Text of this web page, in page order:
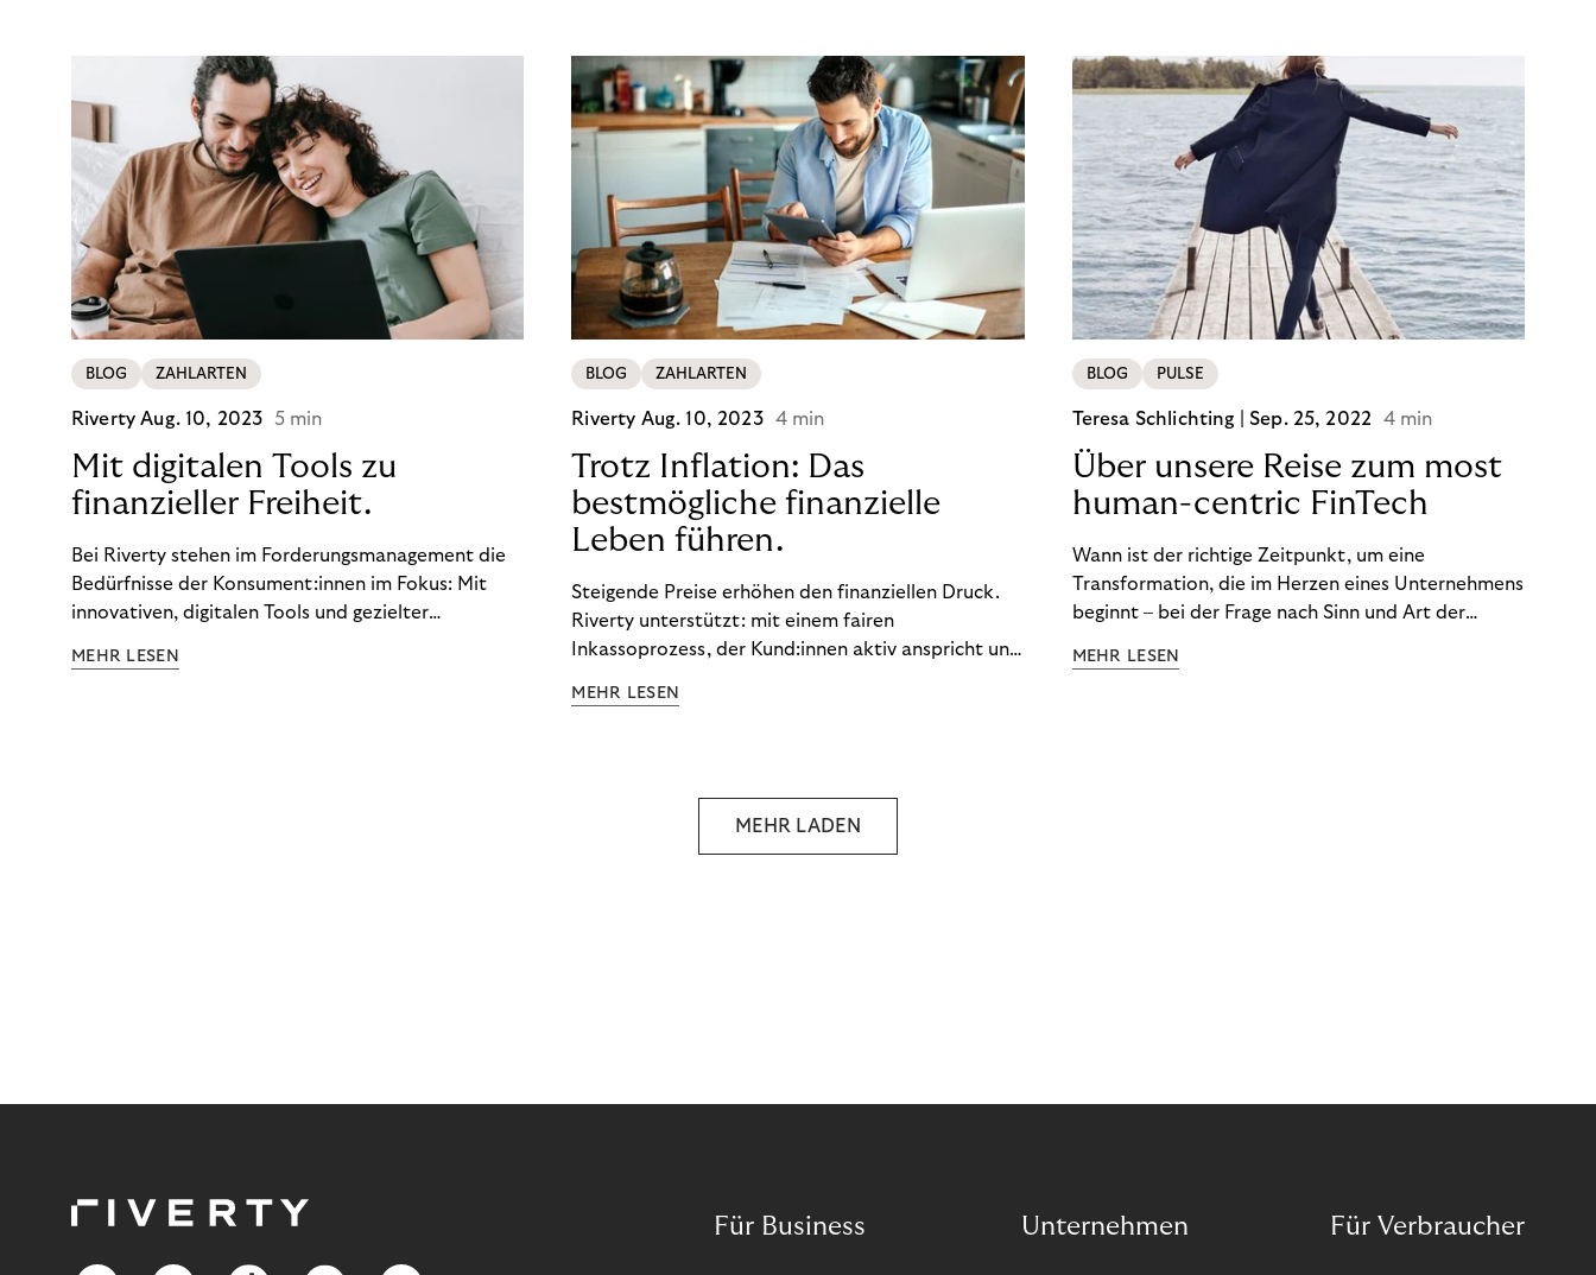
BLOG ZAHLARTEN
RivertyAug. 10, 2023 5 min
Mit digitalen Tools zu
finanzieller Freiheit.
Bei Riverty stehen im Forderungsmanagement die
Bedürfnisse der Konsument:innen im Fokus: Mit
innovativen, digitalen Tools und gezielter
ein Leben in finanzieller Freiheit zu führen. So
MEHR LESEN
BLOG ZAHLARTEN
Riverty Aug. 10, 2023 4 min
Trotz Inflation: Das
bestmögliche finanzielle
Leben führen.
Steigende Preise erhöhen den finanziellen Druck.
Riverty unterstützt: mit einem fairen
Inkassoprozess, der Kund:innen aktiv anspricht und
Finanzbildung ermöglicht. So bleiben Menschen
MEHR LESEN
BLOG PULSE
Teresa Schlichting |Sep. 25, 2022 4 min
Über unsere Reise zum most
human-centric FinTech
Wann ist der richtige Zeitpunkt, um eine
Transformation, die im Herzen eines Unternehmens
beginnt – bei der Frage nach Sinn und Art der
kommuniziert man ein Ziel, das so ganzheitlich ist,
MEHR LESEN
MEHR LADEN
Für Business Unternehmen Für Verbraucher